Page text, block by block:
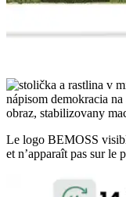
Le logo BEMOSS
et n’apparaît pas sur le